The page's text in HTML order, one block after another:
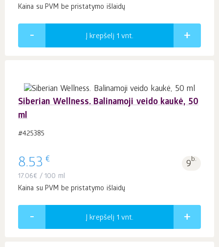
Kaina su PVM be pristatymo išlaidų
Į krepšelį 1 vnt.
Siberian Wellness. Balinamoji veido kaukė, 50
ml
#425385
8.53 € 9b.
17.06€ / 100 ml
Kaina su PVM be pristatymo išlaidų
Į krepšelį 1 vnt.